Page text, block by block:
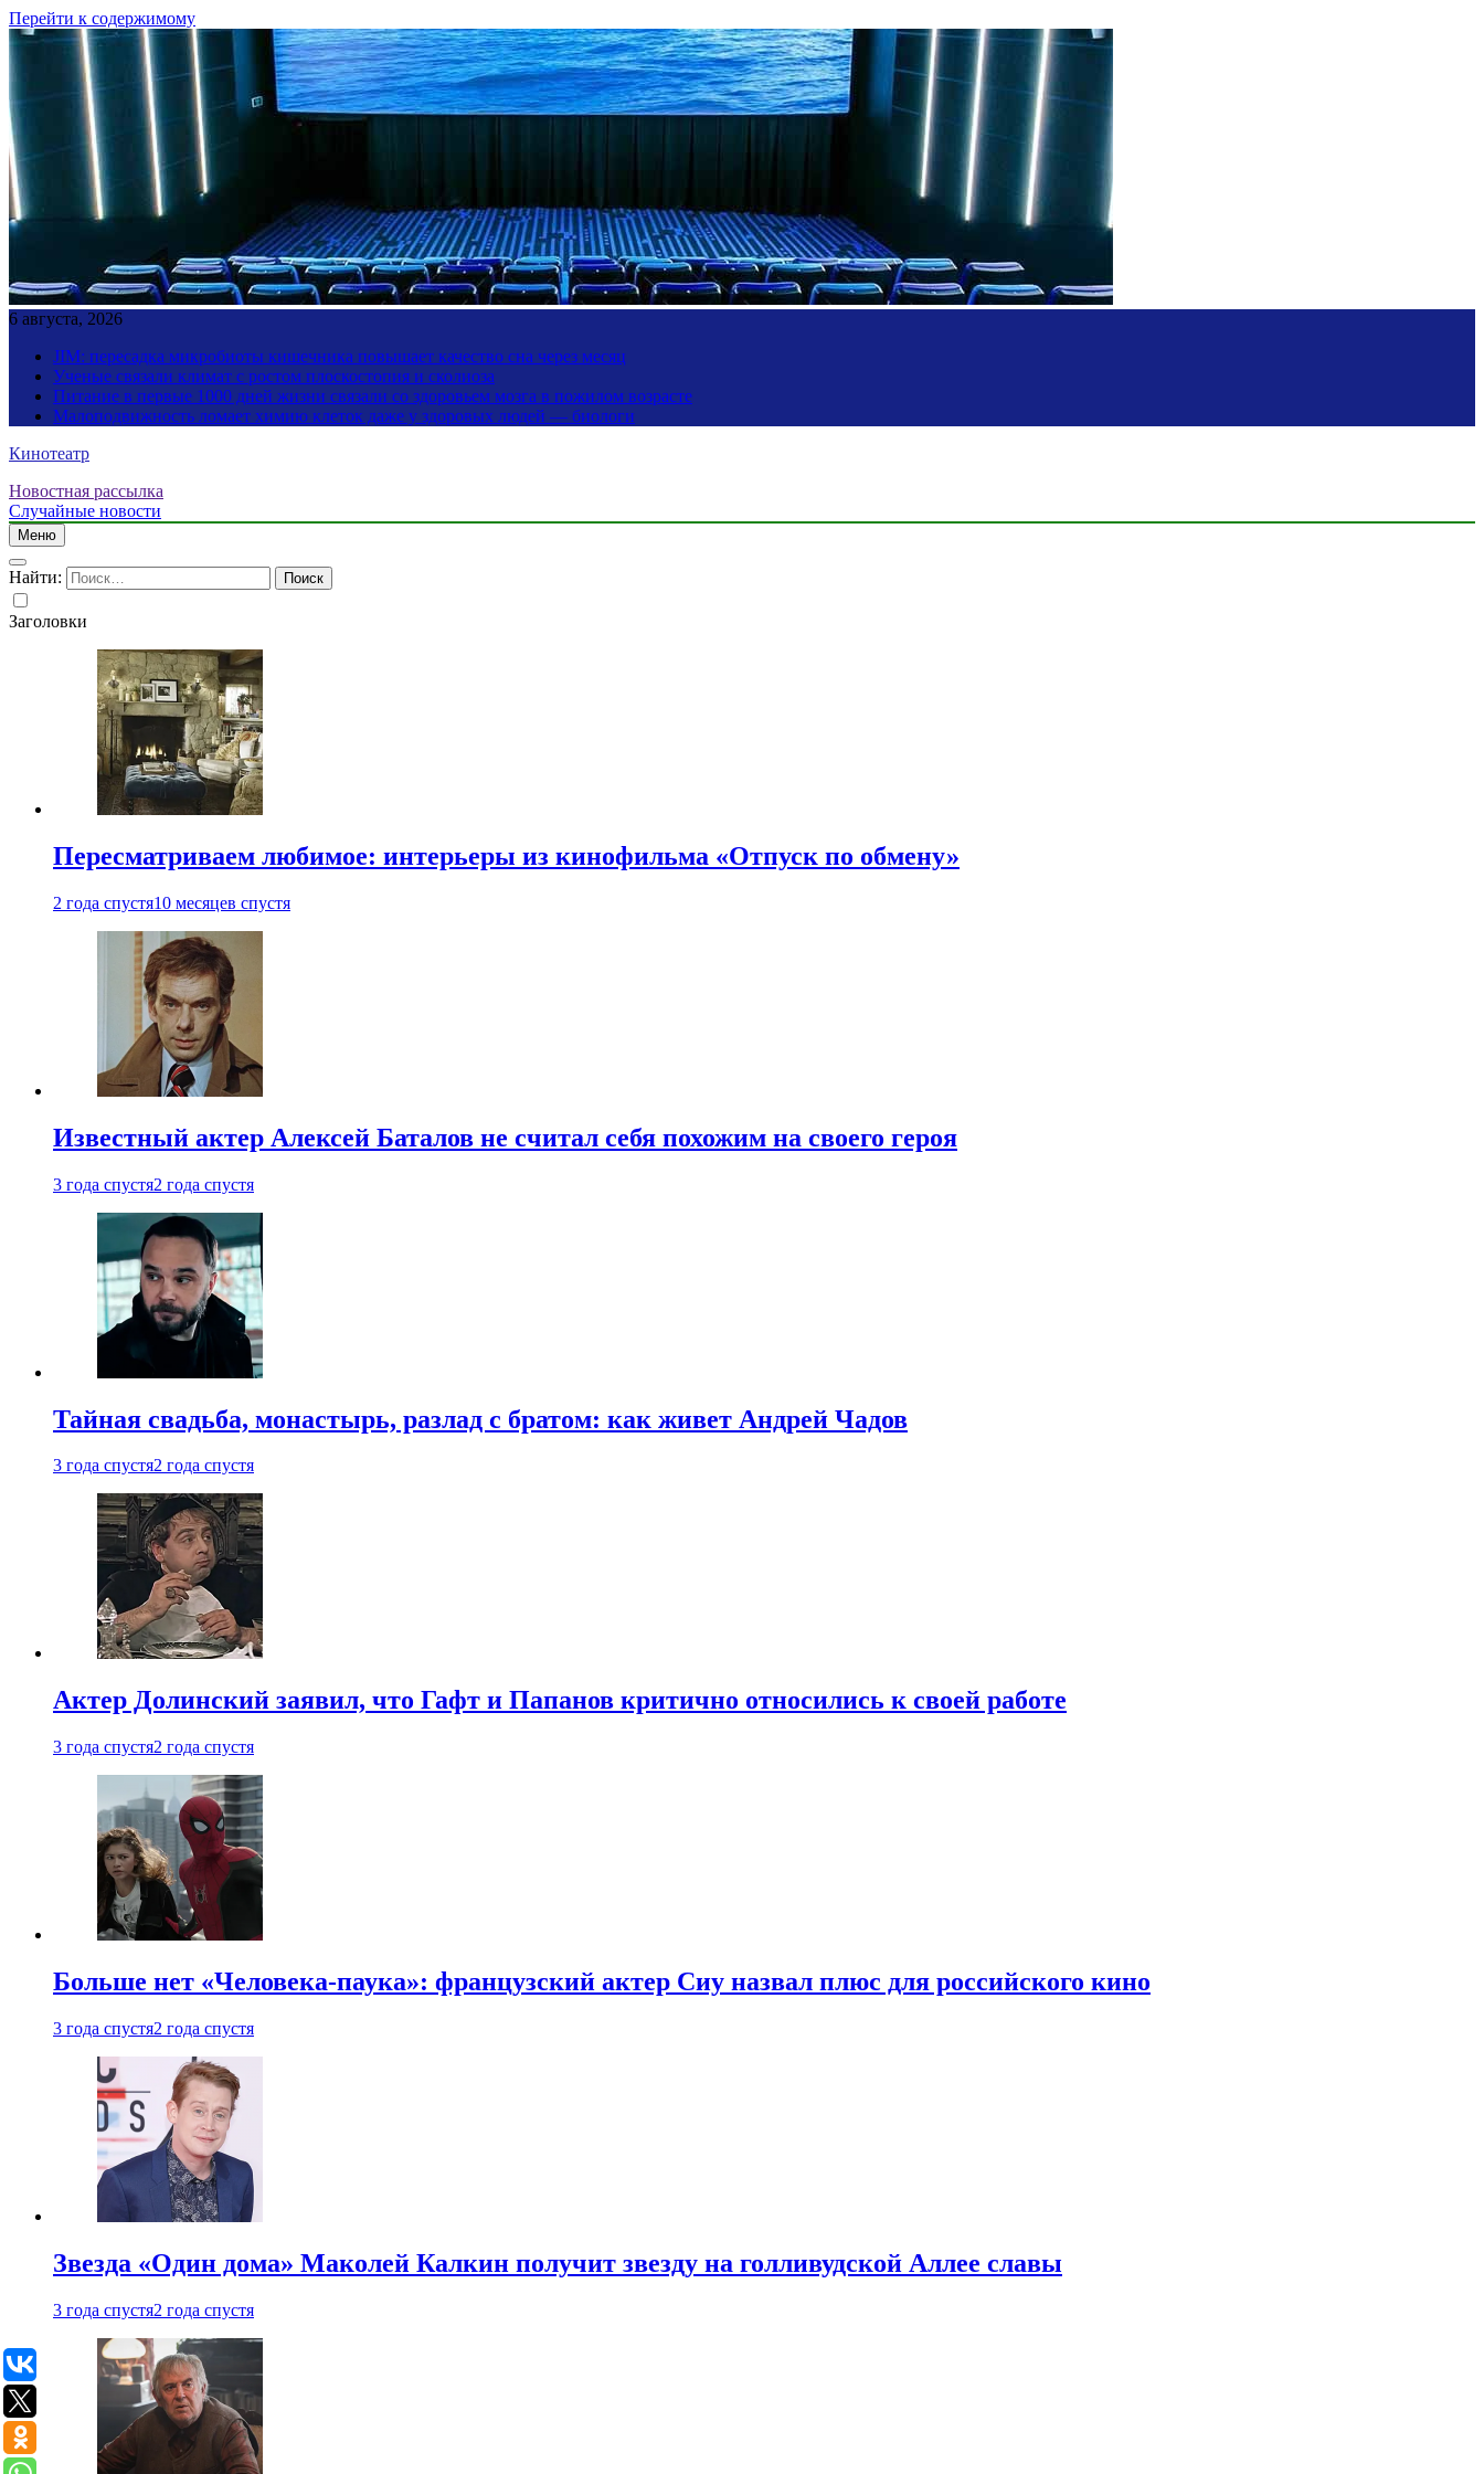
Перейти к содержимому
6 августа, 2026
JIM: пересадка микробиоты кишечника повышает качество сна через месяц
Ученые связали климат с ростом плоскостопия и сколиоза
Питание в первые 1000 дней жизни связали со здоровьем мозга в пожилом возрасте
Малоподвижность ломает химию клеток даже у здоровых людей — биологи
Кинотеатр
Новостная рассылка
Случайные новости
Меню
Найти:
Заголовки
Пересматриваем любимое: интерьеры из кинофильма «Отпуск по обмену»
2 года спустя10 месяцев спустя
Известный актер Алексей Баталов не считал себя похожим на своего героя
3 года спустя2 года спустя
Тайная свадьба, монастырь, разлад с братом: как живет Андрей Чадов
3 года спустя2 года спустя
Актер Долинский заявил, что Гафт и Папанов критично относились к своей работе
3 года спустя2 года спустя
Больше нет «Человека-паука»: французский актер Сиу назвал плюс для российского кино
3 года спустя2 года спустя
Звезда «Один дома» Маколей Калкин получит звезду на голливудской Аллее славы
3 года спустя2 года спустя